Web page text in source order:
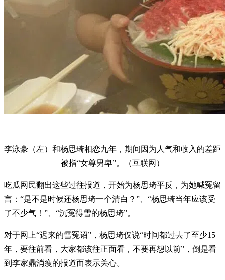
李泳豪（左）和杨思琦相恋九年，期间因为人气和收入的差距
被指“女尊男卑”。（互联网）
吃瓜网民翻出这些过往报道，开始为杨思琦平反，为她喊冤留
言：“是不是时候还杨思琦一个清白？”、“杨思琦当年应该受
了不少气！”、“沉冤得雪的杨思琦”。
对于网上“迟来的雪冤诏”，杨思琦仅说“时间都过去了至少15
年，要往前看，大家都该往正面看，不要再想以前”，倒是看
到李家鼎消瘦的报道而表示关心。